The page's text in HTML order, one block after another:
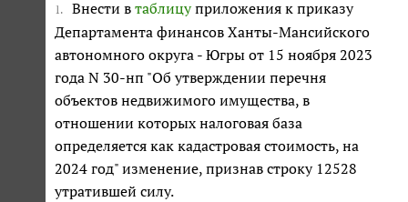
1. Внести в таблицуприложения к приказу
Департамента финансов Ханты-Мансийского
автономного округа - Югры от 15 ноября 2023
года N 30-нп "Об утверждении перечня
объектов недвижимого имущества, в
отношении которых налоговая база
определяется как кадастровая стоимость, на
2024 год" изменение, признав строку 12528
утратившей силу.